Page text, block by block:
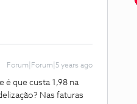
Forum|Forum|5 years ago
é que custa 1,98 na
Nas faturas